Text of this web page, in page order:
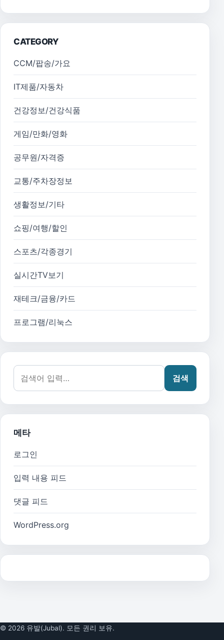
CATEGORY
CCM/팝송/가요
IT제품/자동차
건강정보/건강식품
게임/만화/영화
공무원/자격증
교통/주차장정보
생활정보/기타
쇼핑/여행/할인
스포츠/각종경기
실시간TV보기
재테크/금융/카드
프로그램/리눅스
검색어:
검색
메타
로그인
입력 내용 피드
댓글 피드
WordPress.org
© 2026 유발(Jubal). 모든 권리 보유.